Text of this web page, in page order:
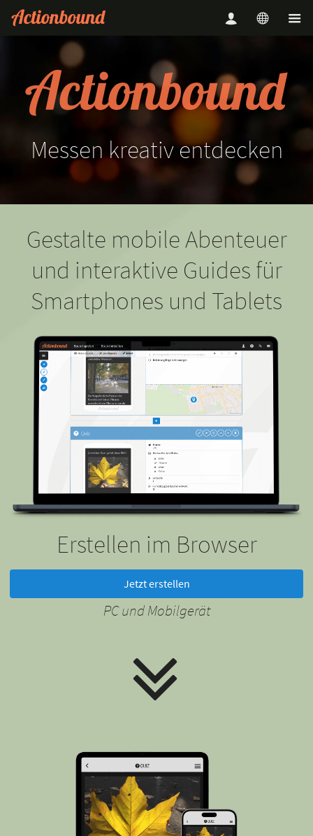
Messenkreativentdecken
Gestalte mobile Abenteuer
und interaktive Guides für
Smartphones und Tablets
Erstellen im Browser
Jetzt erstellen
PC und Mobilgerät